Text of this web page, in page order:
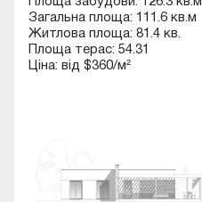
Загальна площа: 111.6 кв.м
Житлова площа: 81.4 кв.
Площа терас: 54.31
Ціна: від $360/м²